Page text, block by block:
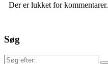
Der er lukket for kommentarer.
Søg
Søg